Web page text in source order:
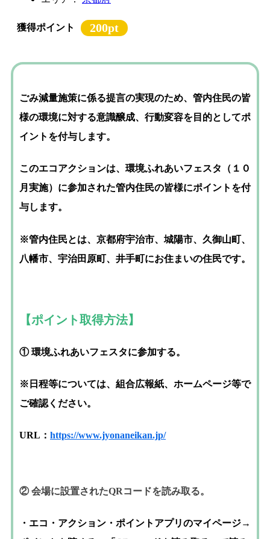
獲得ポイント 200pt
ごみ減量施策に係る提言の実現のため、管内住民の皆
様の環境に対する意識醸成、行動変容を目的としてポ
イントを付与します。
このエコアクションは、環境ふれあいフェスタ（１０
月実施）に参加された管内住民の皆様にポイントを付
与します。
※管内住民とは、京都府宇治市、城陽市、久御山町、
八幡市、宇治田原町、井手町にお住まいの住民です。
【ポイント取得方法】
① 環境ふれあいフェスタに参加する。
※日程等については、組合広報紙、ホームページ等で
ご確認ください。
URL： https://www.jyonaneikan.jp/
② 会場に設置されたQRコードを読み取る。
・エコ・アクション・ポイントアプリのマイページ→